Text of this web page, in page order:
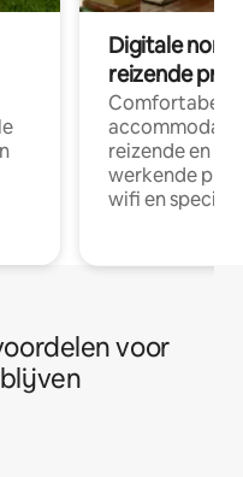
Digitale
reizende
Comfortabele
reizende en
werkende
wifi en
voor